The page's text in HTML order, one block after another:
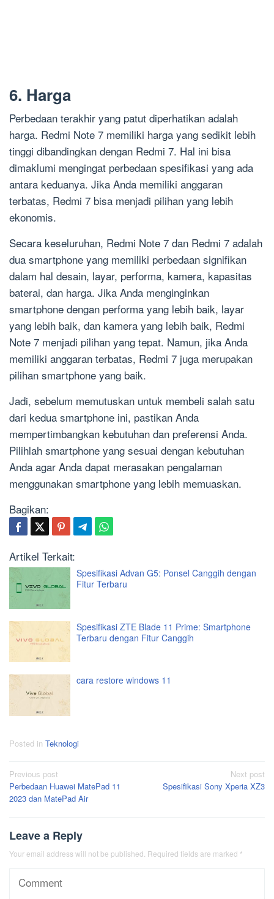
6. Harga
Perbedaan terakhir yang patut diperhatikan adalah
harga. Redmi Note 7 memiliki harga yang sedikit lebih
tinggi dibandingkan dengan Redmi 7. Hal ini bisa
dimaklumi mengingat perbedaan spesifikasi yang ada
antara keduanya. Jika Anda memiliki anggaran
terbatas, Redmi 7 bisa menjadi pilihan yang lebih
ekonomis.
Secara keseluruhan, Redmi Note 7 dan Redmi 7 adalah
dua smartphone yang memiliki perbedaan signifikan
dalam hal desain, layar, performa, kamera, kapasitas
baterai, dan harga. Jika Anda menginginkan
smartphone dengan performa yang lebih baik, layar
yang lebih baik, dan kamera yang lebih baik, Redmi
Note 7 menjadi pilihan yang tepat. Namun, jika Anda
memiliki anggaran terbatas, Redmi 7 juga merupakan
pilihan smartphone yang baik.
Jadi, sebelum memutuskan untuk membeli salah satu
dari kedua smartphone ini, pastikan Anda
mempertimbangkan kebutuhan dan preferensi Anda.
Pilihlah smartphone yang sesuai dengan kebutuhan
Anda agar Anda dapat merasakan pengalaman
menggunakan smartphone yang lebih memuaskan.
Bagikan:
Artikel Terkait:
Spesifikasi Advan G5: Ponsel Canggih dengan
Fitur Terbaru
Spesifikasi ZTE Blade 11 Prime: Smartphone
Terbaru dengan Fitur Canggih
cara restore windows 11
Posted in Teknologi
Post
navigation
Previous post
Perbedaan Huawei MatePad 11
2023 dan MatePad Air
Next post
Spesifikasi Sony Xperia XZ3
Leave a Reply
Your email address will not be published. Required fields are marked *